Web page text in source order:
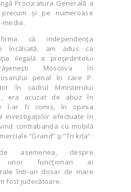
Procuratura Generală a
precum şi pe numeroase
media.
că independenţa
încălcată, am adus ca
ilegală a preşedintelui
Moscova în
penal în care P.
în cadrul Ministerului
era acuzat de abuz în
l-ar fi comis, în opinia
investigaţiilor efectuate în
contrabanda cu mobilă
“Grand” şi “Tri kita”.
asemenea, despre
unor funcţionari ai
într-un dosar de mare
fost judecătoare.